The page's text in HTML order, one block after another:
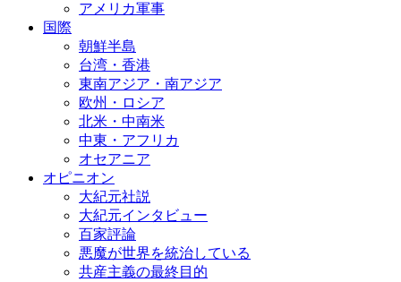
アメリカ軍事
国際
朝鮮半島
台湾・香港
東南アジア・南アジア
欧州・ロシア
北米・中南米
中東・アフリカ
オセアニア
オピニオン
大紀元社説
大紀元インタビュー
百家評論
悪魔が世界を統治している
共産主義の最終目的